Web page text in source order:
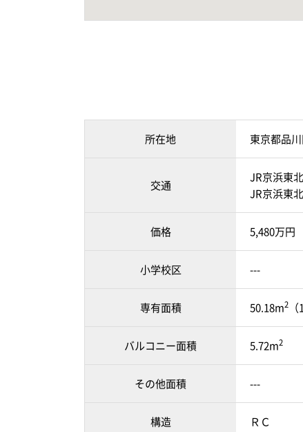
所在地 東京都品
交通
JR京浜東
JR京浜東
価格 5,480万円
小学校区 ---
専有面積 50.18m2
バルコニー面積 5.72m2
その他面積 ---
構造 ＲＣ